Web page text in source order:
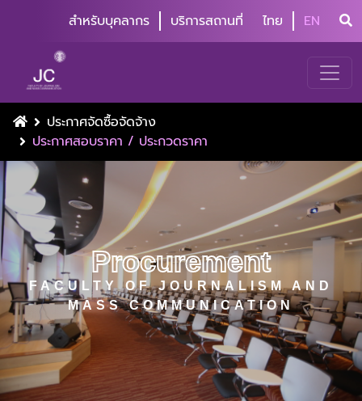
สำหรับบุคลากร บริการสถานที่ ไทย EN
ประกาศจัดซื้อจัดจ้าง
ประกาศสอบราคา / ประกวดราคา
Procurement
FACULTY OF JOURNALISM AND
MASS COMMUNICATION